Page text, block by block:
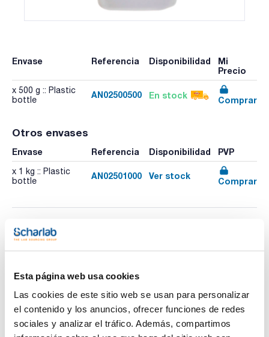
Esta página web usa cookies
Las cookies de este sitio web se usan para personalizar
el contenido y los anuncios, ofrecer funciones de redes
sociales y analizar el tráfico. Además, compartimos
Envase Referencia Disponibilidad
Mi
Precio
x 500 g :: Plastic
bottle
AN02500500 En stock Comprar
Otros envases
Envase Referencia Disponibilidad PVP
x 1 kg :: Plastic
bottle
AN02501000 Ver stock
Comprar
Imprimir ficha de
producto
Características